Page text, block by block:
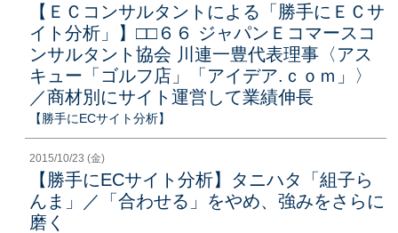
【ＥＣコンサルタントによる「勝手にＥＣサ
イト分析」】□□６６ ジャパンＥコマースコ
ンサルタント協会 川連一豊代表理事〈アス
キュー「ゴルフ店」「アイデア.ｃｏｍ」〉
／商材別にサイト運営して業績伸長
【勝手にECサイト分析】
2015/10/23 (金)
【勝手にECサイト分析】タニハタ「組子ら
んま」／「合わせる」をやめ、強みをさらに
磨く